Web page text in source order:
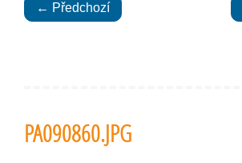
← Předchozí
PA090860.JPG